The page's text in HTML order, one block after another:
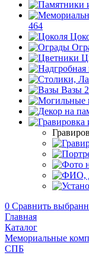
464
Вазы
0 Сравнить
Главная
Каталог
Мемориальные
СПБ